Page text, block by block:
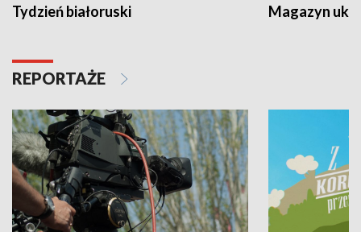
Tydzień białoruski Magazyn
REPORTAŻE